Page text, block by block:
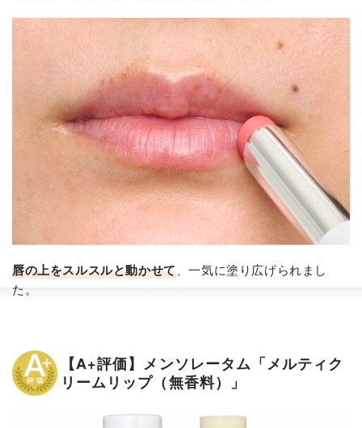
唇の上をスルスルと動かせて、一気に塗り広げられまし
た。
【A+評価】メンソレータム「メルティク
リームリップ（無香料）」